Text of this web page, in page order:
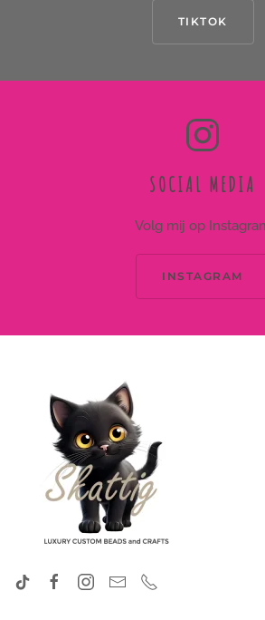
TIKTOK
SOCIAL MEDIA
Volg mij op
INSTAGRAM